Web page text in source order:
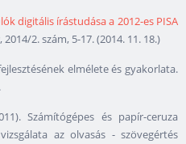
digitális írástudása a 2012-es PISA
, 2014/2. szám, 5-17. (2014. 11. 18.)
elmélete és gyakorlata.
Számítógépes és papír-ceruza
az olvasás - szövegértés